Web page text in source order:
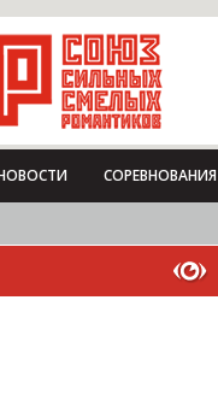
СОРЕВНОВАНИЯ